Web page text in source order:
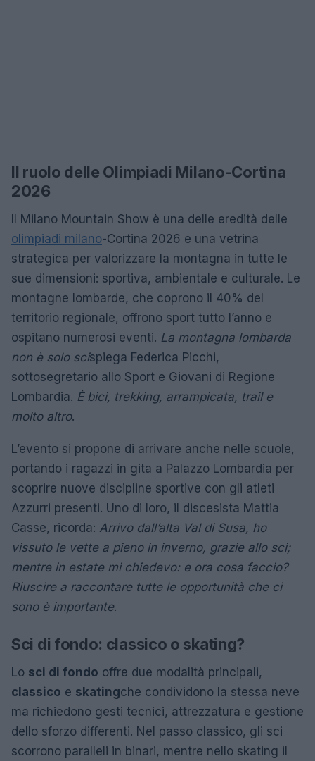
Il ruolo delle Olimpiadi Milano-Cortina
2026
Il Milano Mountain Show è una delle eredità delle
olimpiadi milano-Cortina 2026 e una vetrina
strategica per valorizzare la montagna in tutte le
sue dimensioni: sportiva, ambientale e culturale. Le
montagne lombarde, che coprono il 40% del
territorio regionale, offrono sport tutto l’anno e
ospitano numerosi eventi. La montagna lombarda
non è solo scispiega Federica Picchi,
sottosegretario allo Sport e Giovani di Regione
Lombardia. È bici, trekking, arrampicata, trail e
molto altro.
L’evento si propone di arrivare anche nelle scuole,
portando i ragazzi in gita a Palazzo Lombardia per
scoprire nuove discipline sportive con gli atleti
Azzurri presenti. Uno di loro, il discesista Mattia
Casse, ricorda: Arrivo dall’alta Val di Susa, ho
vissuto le vette a pieno in inverno, grazie allo sci;
mentre in estate mi chiedevo: e ora cosa faccio?
Riuscire a raccontare tutte le opportunità che ci
sono è importante.
Sci di fondo: classico o skating?
Lo sci di fondo offre due modalità principali,
classico e skatingche condividono la stessa neve
ma richiedono gesti tecnici, attrezzatura e gestione
dello sforzo differenti. Nel passo classico, gli sci
scorrono paralleli in binari, mentre nello skating il